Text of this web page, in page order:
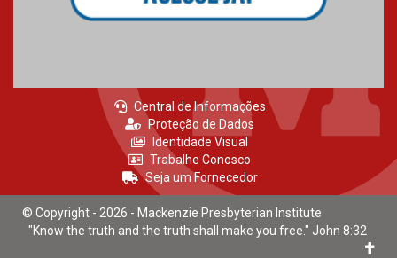
Central de Informações
Proteção de Dados
Identidade Visual
Trabalhe Conosco
Seja um Fornecedor
© Copyright - 2026 - Mackenzie Presbyterian Institute
"Know the truth and the truth shall make you free." John 8:32